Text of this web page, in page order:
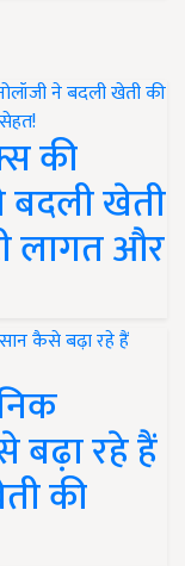
की
बदली खेती
लागत और
बढ़ा रहे हैं
की